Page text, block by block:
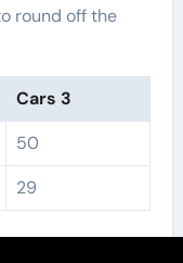
round off the
Cars 3
50
29